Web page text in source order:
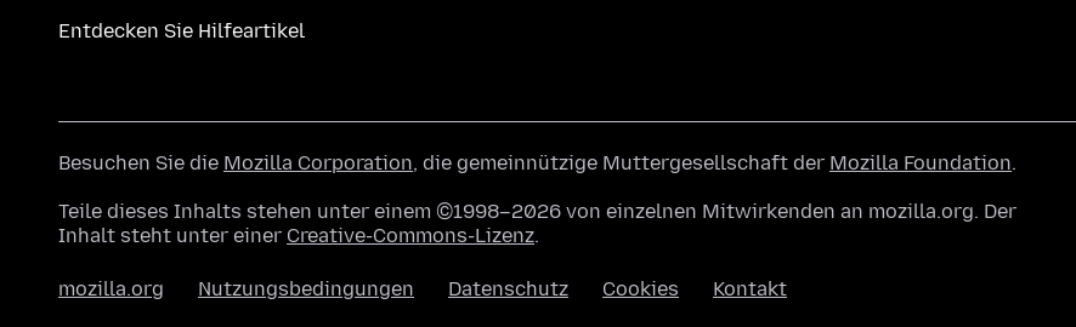
Entdecken Sie Hilfeartikel
Besuchen Sie die Mozilla Corporation, die gemeinnützige Muttergesellschaft der Mozilla Foundation.
Teile dieses Inhalts stehen unter einem ©1998–2026 von einzelnen Mitwirkenden an mozilla.org. Der
Inhalt steht unter einer Creative-Commons-Lizenz.
mozilla.org Nutzungsbedingungen Datenschutz Cookies Kontakt